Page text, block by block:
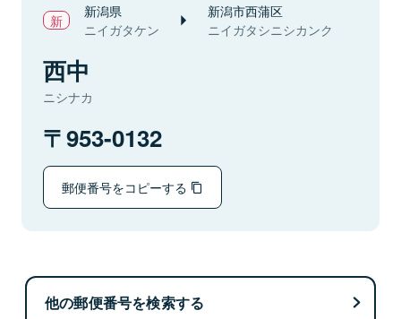
新潟県
ニイガタケン
新潟市西蒲区
ニイガタシニシカンク
西中
ニシナカ
953-0132
郵便番号をコピーする
他の郵便番号を検索する